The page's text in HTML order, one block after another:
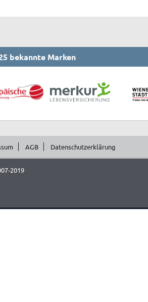
bekannte Marken
AGB Datenschutzerklärung
2019